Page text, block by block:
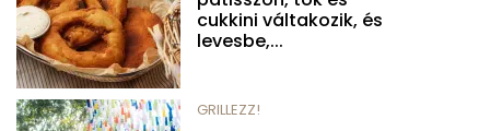
cukkini váltakozik, és
levesbe,...
GRILLEZZ!